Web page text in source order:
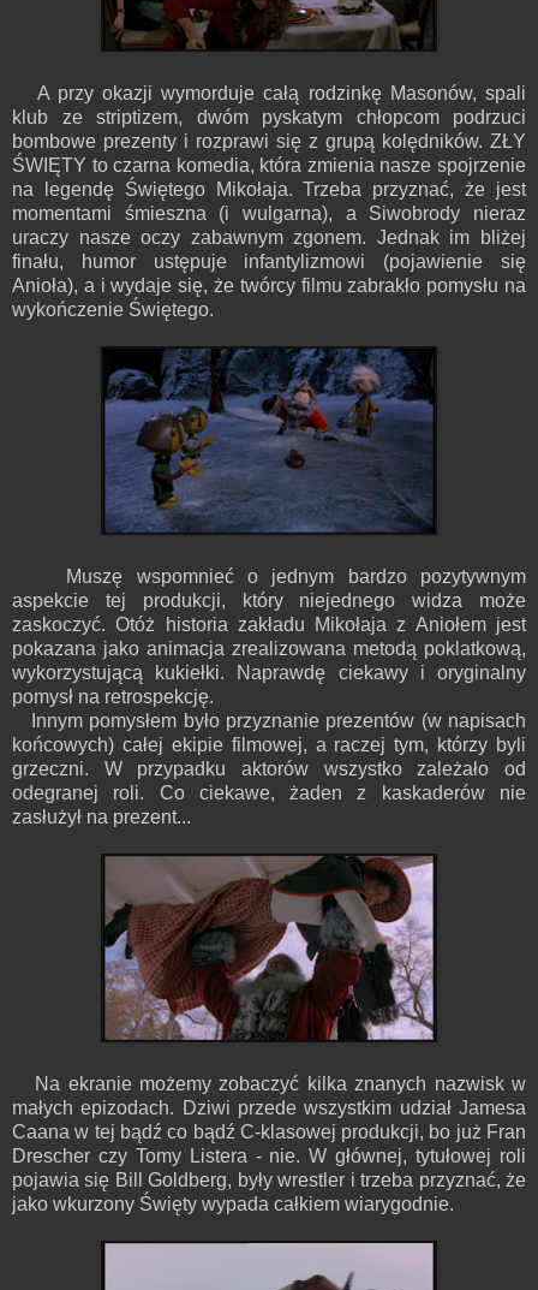
A przy okazji wymorduje całą rodzinkę Masonów, spali
klub ze striptizem, dwóm pyskatym chłopcom podrzuci
bombowe prezenty i rozprawi się z grupą kolędników. ZŁY
ŚWIĘTY to czarna komedia, która zmienia nasze spojrzenie
na legendę Świętego Mikołaja. Trzeba przyznać, że jest
momentami śmieszna (i wulgarna), a Siwobrody nieraz
uraczy nasze oczy zabawnym zgonem. Jednak im bliżej
finału, humor ustępuje infantylizmowi (pojawienie się
Anioła), a i wydaje się, że twórcy filmu zabrakło pomysłu na
wykończenie Świętego.
Muszę wspomnieć o jednym bardzo pozytywnym
aspekcie tej produkcji, który niejednego widza może
zaskoczyć. Otóż historia zakładu Mikołaja z Aniołem jest
pokazana jako animacja zrealizowana metodą poklatkową,
wykorzystującą kukiełki. Naprawdę ciekawy i oryginalny
pomysł na retrospekcję.
Innym pomysłem było przyznanie prezentów (w napisach
końcowych) całej ekipie filmowej, a raczej tym, którzy byli
grzeczni. W przypadku aktorów wszystko zależało od
odegranej roli. Co ciekawe, żaden z kaskaderów nie
zasłużył na prezent...
Na ekranie możemy zobaczyć kilka znanych nazwisk w
małych epizodach. Dziwi przede wszystkim udział Jamesa
Caana w tej bądź co bądź C-klasowej produkcji, bo już Fran
Drescher czy Tomy Listera - nie. W głównej, tytułowej roli
pojawia się Bill Goldberg, były wrestler i trzeba przyznać, że
jako wkurzony Święty wypada całkiem wiarygodnie.